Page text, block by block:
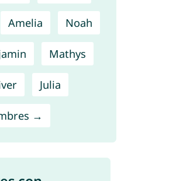
Amelia Noah
Mathys
Julia
→